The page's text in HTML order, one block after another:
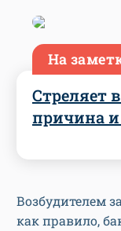
На
Стреляет
причина
Возбудителем
как правило,